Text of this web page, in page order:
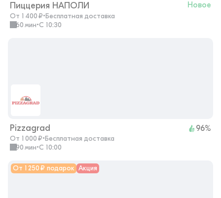
Пиццерия НАПОЛИ Новое
От 1 400 ₽•Бесплатная доставка
60 мин• с 10:30
Pizzagrad 96%
От 1 000 ₽•Бесплатная доставка
90 мин• с 10:00
От 1 250 ₽ подарок Акция